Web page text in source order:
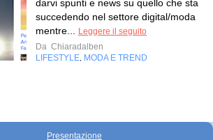
darvi spunti e news su quello che sta
succedendo nel settore digital/moda
mentre... Leggere il seguito
Da Chiaradalben
LIFESTYLE, MODA E TREND
Presentazione